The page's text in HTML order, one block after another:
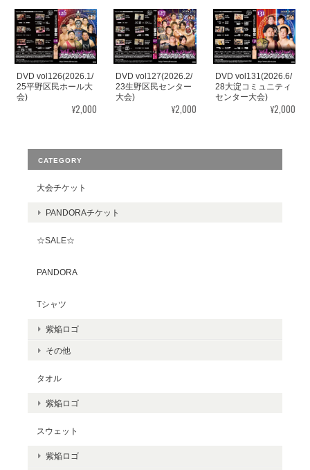
DVD vol126(2026.1/
25平野区民ホール大
会)
¥2,000
DVD vol127(2026.2/
23生野区民センター
大会)
¥2,000
DVD vol131(2026.6/
28大淀コミュニティ
センター大会)
¥2,000
CATEGORY
大会チケット
PANDORAチケット
☆SALE☆
PANDORA
Tシャツ
紫焔ロゴ
その他
タオル
紫焔ロゴ
スウェット
紫焔ロゴ